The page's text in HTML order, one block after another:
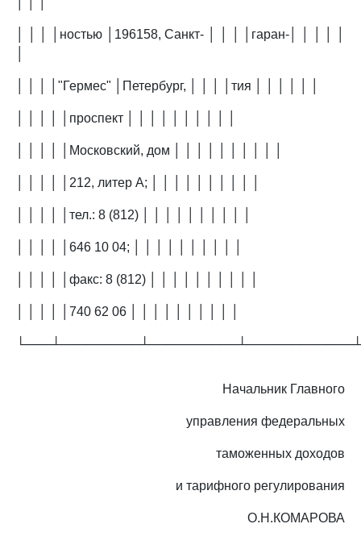
│ │ │ │ностью │196158, Санкт- │ │ │ │гаран-│ │ │ │ │
│ │ │ │"Гермес" │Петербург, │ │ │ │тия │ │ │ │ │ │
│ │ │ │ │проспект │ │ │ │ │ │ │ │ │ │
│ │ │ │ │Московский, дом │ │ │ │ │ │ │ │ │ │
│ │ │ │ │212, литер А; │ │ │ │ │ │ │ │ │ │
│ │ │ │ │тел.: 8 (812) │ │ │ │ │ │ │ │ │ │
│ │ │ │ │646 10 04; │ │ │ │ │ │ │ │ │ │
│ │ │ │ │факс: 8 (812) │ │ │ │ │ │ │ │ │ │
│ │ │ │ │740 62 06 │ │ │ │ │ │ │ │ │ │
Начальник Главного
управления федеральных
таможенных доходов
и тарифного регулирования
О.Н.КОМАРОВА